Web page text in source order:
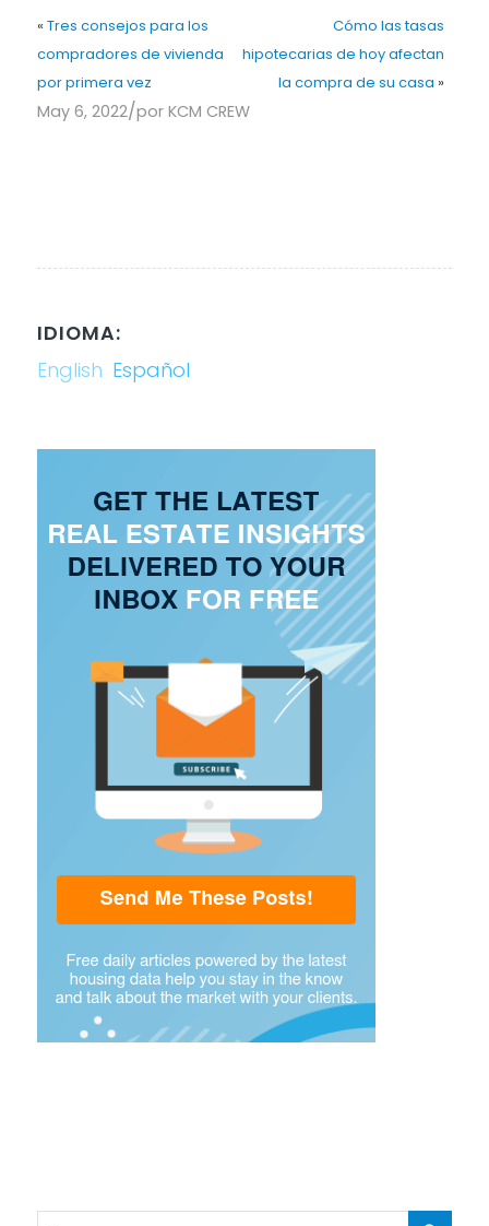
« Tres consejos para los
compradores de vivienda
por primera vez
Cómo las tasas
hipotecarias de hoy afectan
la compra de su casa »
May 6, 2022/por KCM CREW
IDIOMA:
English Español